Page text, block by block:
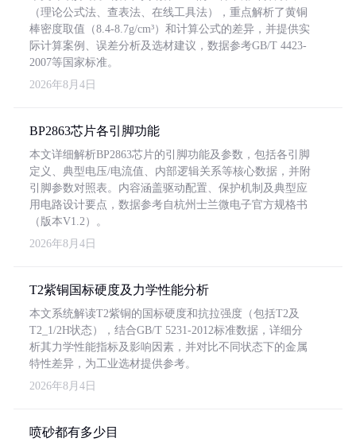
（理论公式法、查表法、在线工具法），重点解析了黄铜
棒密度取值（8.4-8.7g/cm³）和计算公式的差异，并提供实
际计算案例、误差分析及选材建议，数据参考GB/T 4423-
2007等国家标准。
2026年8月4日
BP2863芯片各引脚功能
本文详细解析BP2863芯片的引脚功能及参数，包括各引脚
定义、典型电压/电流值、内部逻辑关系等核心数据，并附
引脚参数对照表。内容涵盖驱动配置、保护机制及典型应
用电路设计要点，数据参考自杭州士兰微电子官方规格书
（版本V1.2）。
2026年8月4日
T2紫铜国标硬度及力学性能分析
本文系统解读T2紫铜的国标硬度和抗拉强度（包括T2及
T2_1/2H状态），结合GB/T 5231-2012标准数据，详细分
析其力学性能指标及影响因素，并对比不同状态下的金属
特性差异，为工业选材提供参考。
2026年8月4日
喷砂都有多少目